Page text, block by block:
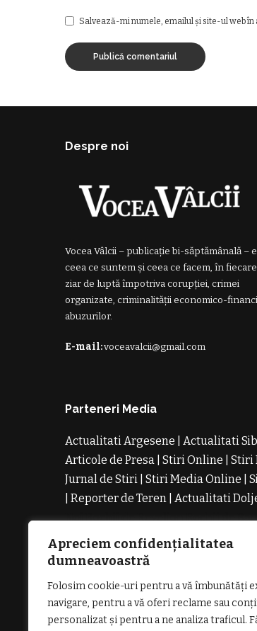
Apreciem confidențialitatea
dumneavoastră
Folosim cookie-uri pentru a vă îmbunătăți
navigare, pentru a vă oferi reclame sau
personalizat și pentru a ne analiza traficul.
Salvează-mi numele, emailul și site-ul web
Despre noi
Vocea Vâlcii – publicație bi-săptămânală –
ceea ce suntem și ceea ce facem, în
ziar de luptă împotriva corupției, crimei
organizate, criminalității economico-
abuzurilor.
E-mail:voceavalcii@gmail.com
Parteneri Media
Actualitati Argesene Actualitati
Articole de Presa
Stiri Online Stiri
Jurnal de Stiri
Stiri Media Online
Reporter de Teren Actualitati
NoiRochii de RevelionRochii de
de Cununie
Magazin de Rochii
Comanda Rochii de Seara